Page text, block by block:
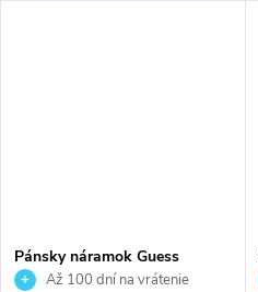
Pánsky náramok Guess
JUMB05028JWSTS
Až 100 dní na vrátenie